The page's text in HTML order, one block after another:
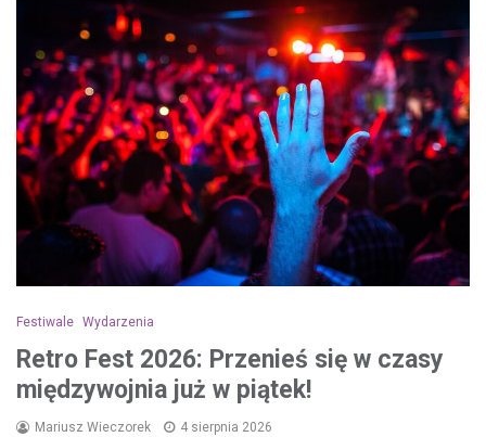
Festiwale Wydarzenia
Retro Fest 2026: Przenieś się w czasy
międzywojnia już w piątek!
Mariusz Wieczorek 4 sierpnia 2026